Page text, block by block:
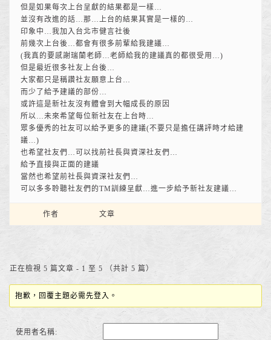
但是如果每次上台呈獻的結果都是一樣…
並沒有改進的話…那…上台的結果其實是一樣的…
印象中…我加入台北市健言社後
前幾次上台後…都會有很多前輩給我建議…
(我真的要感謝瑞蘭老師…老師給我的建議真的都很受用…)
但是最近很多社友上台後…
大家都只是稱讚社友願意上台…
而少了給予建議的部份…
或許這是新社友沒有體會到大幅成長的原因
所以…未來希望每位新社友在上台時…
眾多優秀的社友可以給予更多的建議(不要只是擔任講評時才給建
議…)
也希望社友們…可以找前社長與資深社友們…
給予直接與正面的建議
當然也希望前社長與資深社友們…
可以多多聆聽社友們的TM訓練呈獻…進一步給予新社友建議…
作者 文章
正在檢視 5 篇文章 - 1 至 5 （共計 5 篇）
抱歉，回覆主題必需先登入。
使用者名稱: